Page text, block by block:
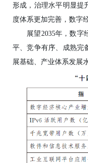
形成，治理水平明显提
度体系更加完善，数字
展望2035年，数字
平、竞争有序、成熟完
展基础、产业体系发展